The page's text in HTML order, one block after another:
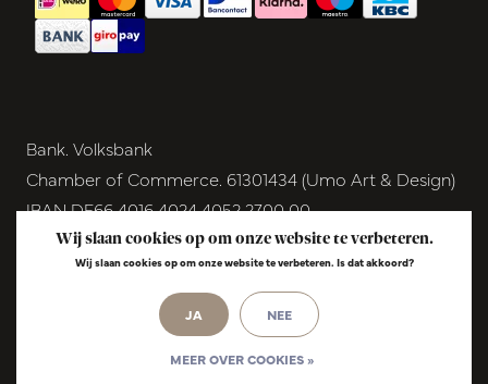
Bank. Volksbank
Chamber of Commerce. 61301434 (Umo Art & Design)
IBAN DE66 4016 4024 4052 2700 00
BIC GENODEM1GRN
VAT NL854291040B01
© Copyright 2026 - Umo Art & Design |
Wij slaan cookies op om onze website te verbeteren.
Wij slaan cookies op om onze website te verbeteren. Is dat akkoord?
JA NEE
MEER OVER COOKIES »